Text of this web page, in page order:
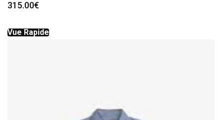
315.00€
Vue Rapide